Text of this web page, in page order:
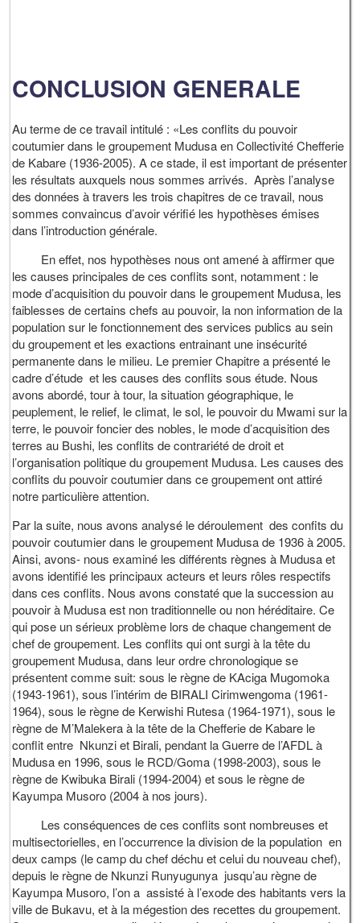
CONCLUSION GENERALE
Au terme de ce travail intitulé : «Les conflits du pouvoir
coutumier dans le groupement Mudusa en Collectivité Chefferie
de Kabare (1936-2005). A ce stade, il est important de présenter
les résultats auxquels nous sommes arrivés. Après l’analyse
des données à travers les trois chapitres de ce travail, nous
sommes convaincus d’avoir vérifié les hypothèses émises
dans l’introduction générale.
En effet, nos hypothèses nous ont amené à affirmer que
les causes principales de ces conflits sont, notamment : le
mode d’acquisition du pouvoir dans le groupement Mudusa, les
faiblesses de certains chefs au pouvoir, la non information de la
population sur le fonctionnement des services publics au sein
du groupement et les exactions entrainant une insécurité
permanente dans le milieu. Le premier Chapitre a présenté le
cadre d’étude et les causes des conflits sous étude. Nous
avons abordé, tour à tour, la situation géographique, le
peuplement, le relief, le climat, le sol, le pouvoir du Mwami sur la
terre, le pouvoir foncier des nobles, le mode d’acquisition des
terres au Bushi, les conflits de contrariété de droit et
l’organisation politique du groupement Mudusa. Les causes des
conflits du pouvoir coutumier dans ce groupement ont attiré
notre particulière attention.
Par la suite, nous avons analysé le déroulement des confits du
pouvoir coutumier dans le groupement Mudusa de 1936 à 2005.
Ainsi, avons- nous examiné les différents règnes à Mudusa et
avons identifié les principaux acteurs et leurs rôles respectifs
dans ces conflits. Nous avons constaté que la succession au
pouvoir à Mudusa est non traditionnelle ou non héréditaire. Ce
qui pose un sérieux problème lors de chaque changement de
chef de groupement. Les conflits qui ont surgi à la tête du
groupement Mudusa, dans leur ordre chronologique se
présentent comme suit: sous le règne de KAciga Mugomoka
(1943-1961), sous l’intérim de BIRALI Cirimwengoma (1961-
1964), sous le règne de Kerwishi Rutesa (1964-1971), sous le
règne de M’Malekera à la tête de la Chefferie de Kabare le
conflit entre Nkunzi et Birali, pendant la Guerre de l’AFDL à
Mudusa en 1996, sous le RCD/Goma (1998-2003), sous le
règne de Kwibuka Birali (1994-2004) et sous le règne de
Kayumpa Musoro (2004 à nos jours).
Les conséquences de ces conflits sont nombreuses et
multisectorielles, en l’occurrence la division de la population en
deux camps (le camp du chef déchu et celui du nouveau chef),
depuis le règne de Nkunzi Runyugunya jusqu’au règne de
Kayumpa Musoro, l’on a assisté à l’exode des habitants vers la
ville de Bukavu, et à la mégestion des recettes du groupement.